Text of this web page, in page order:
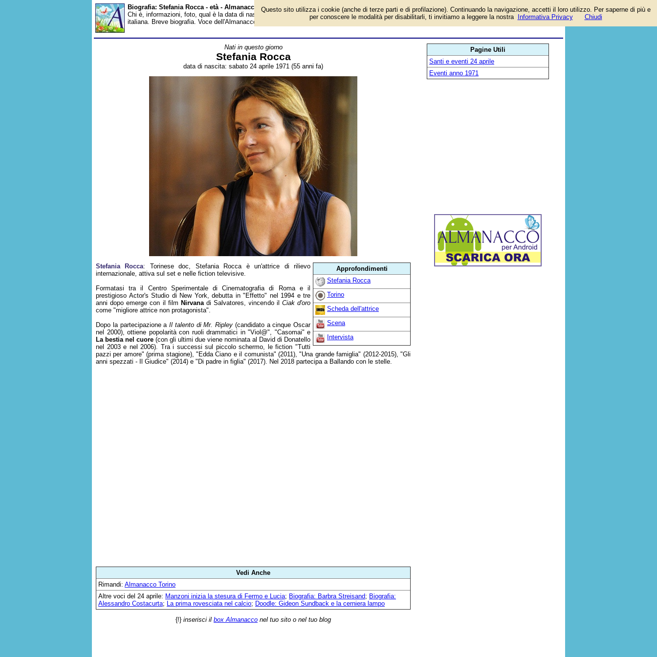
Biografia: Stefania Rocca - età - Almanacco
Chi è, informazioni, foto, qual è la data di nascita, età, dove è nato, cosa ha fatto Stefania Rocca, attrice
italiana. Breve biografia. Voce dell'Almanacco.
Nati in questo giorno
Stefania Rocca
data di nascita: sabato 24 aprile 1971 (55 anni fa)
Approfondimenti
Stefania Rocca
Torino
Scheda dell'attrice
Scena
Intervista
Stefania Rocca: Torinese doc, Stefania Rocca è un'attrice di rilievo
internazionale, attiva sul set e nelle fiction televisive.
Formatasi tra il Centro Sperimentale di Cinematografia di Roma e il
prestigioso Actor's Studio di New York, debutta in "Effetto" nel 1994 e tre
anni dopo emerge con il film Nirvanadi Salvatores, vincendo il Ciak d'oro
come "migliore attrice non protagonista".
Dopo la partecipazione a Il talento di Mr. Ripley (candidato a cinque Oscar
nel 2000), ottiene popolarità con ruoli drammatici in "Viol@", "Casomai" e
La bestia nel cuore (con gli ultimi due viene nominata al David di Donatello
nel 2003 e nel 2006). Tra i successi sul piccolo schermo, le fiction "Tutti
pazzi per amore" (prima stagione), "Edda Ciano e il comunista" (2011), "Una grande famiglia" (2012-2015), "Gli
anni spezzati - Il Giudice" (2014) e "Di padre in figlia" (2017). Nel 2018 partecipa a Ballando con le stelle.
Vedi Anche
Rimandi: Almanacco Torino
Altre voci del 24 aprile: Manzoni inizia la stesura di Fermo e Lucia; Biografia: Barbra Streisand; Biografia:
Alessandro Costacurta; La prima rovesciata nel calcio; Doodle: Gideon Sundback e la cerniera lampo
{!} inserisci il box Almanacco nel tuo sito o nel tuo blog
Pagine Utili
Santi e eventi 24 aprile
Eventi anno 1971
Questo sito utilizza i cookie (anche di terze parti e di profilazione). Continuando la navigazione, accetti il loro utilizzo. Per saperne di più e
per conoscere le modalità per disabilitarli, ti invitiamo a leggere la nostra
Informativa Privacy Chiudi